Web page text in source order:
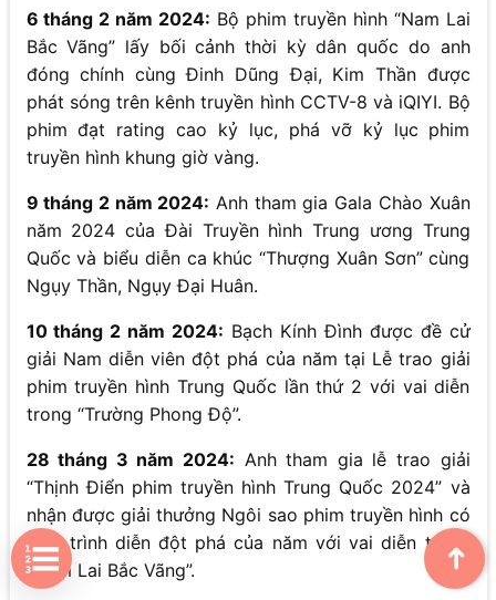
6 tháng 2 năm 2024: Bộ phim truyền hình “Nam Lai
Bắc Vãng” lấy bối cảnh thời kỳ dân quốc do anh
đóng chính cùng Đinh Dũng Đại, Kim Thần được
phát sóng trên kênh truyền hình CCTV-8 và iQIYI. Bộ
phim đạt rating cao kỷ lục, phá vỡ kỷ lục phim
truyền hình khung giờ vàng.
9 tháng 2 năm 2024: Anh tham gia Gala Chào Xuân
năm 2024 của Đài Truyền hình Trung ương Trung
Quốc và biểu diễn ca khúc “Thượng Xuân Sơn” cùng
Ngụy Thần, Ngụy Đại Huân.
10 tháng 2 năm 2024: Bạch Kính Đình được đề cử
giải Nam diễn viên đột phá của năm tại Lễ trao giải
phim truyền hình Trung Quốc lần thứ 2 với vai diễn
trong “Trường Phong Độ”.
28 tháng 3 năm 2024: Anh tham gia lễ trao giải
“Thịnh Điển phim truyền hình Trung Quốc 2024” và
nhận được giải thưởng Ngôi sao phim truyền hình có
màn trình diễn đột phá của năm với vai diễn trong
“Nam Lai Bắc Vãng”.
➜